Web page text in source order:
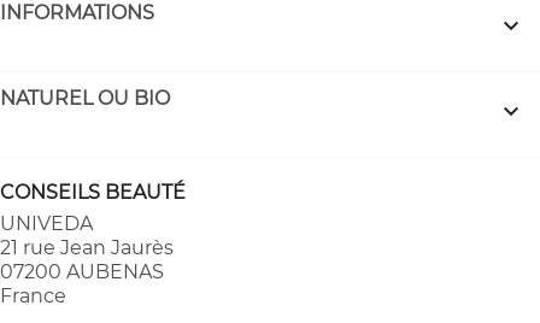
INFORMATIONS 
NATUREL OU BIO 
CONSEILS BEAUTÉ
UNIVEDA
21 rue Jean Jaurès
07200 AUBENAS
France